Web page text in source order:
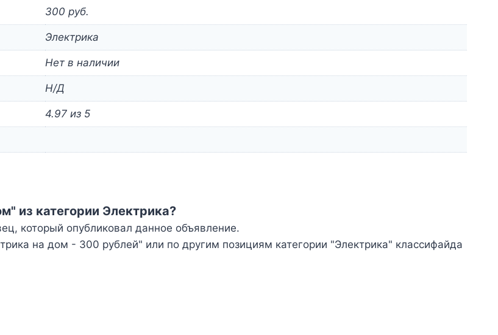
300 руб.
Электрика
Нет в наличии
Н/Д
4.97 из 5
из категории Электрика?
который опубликовал данное объявление.
на дом - 300 рублей" или по другим позициям категории "Электрика" классифайда